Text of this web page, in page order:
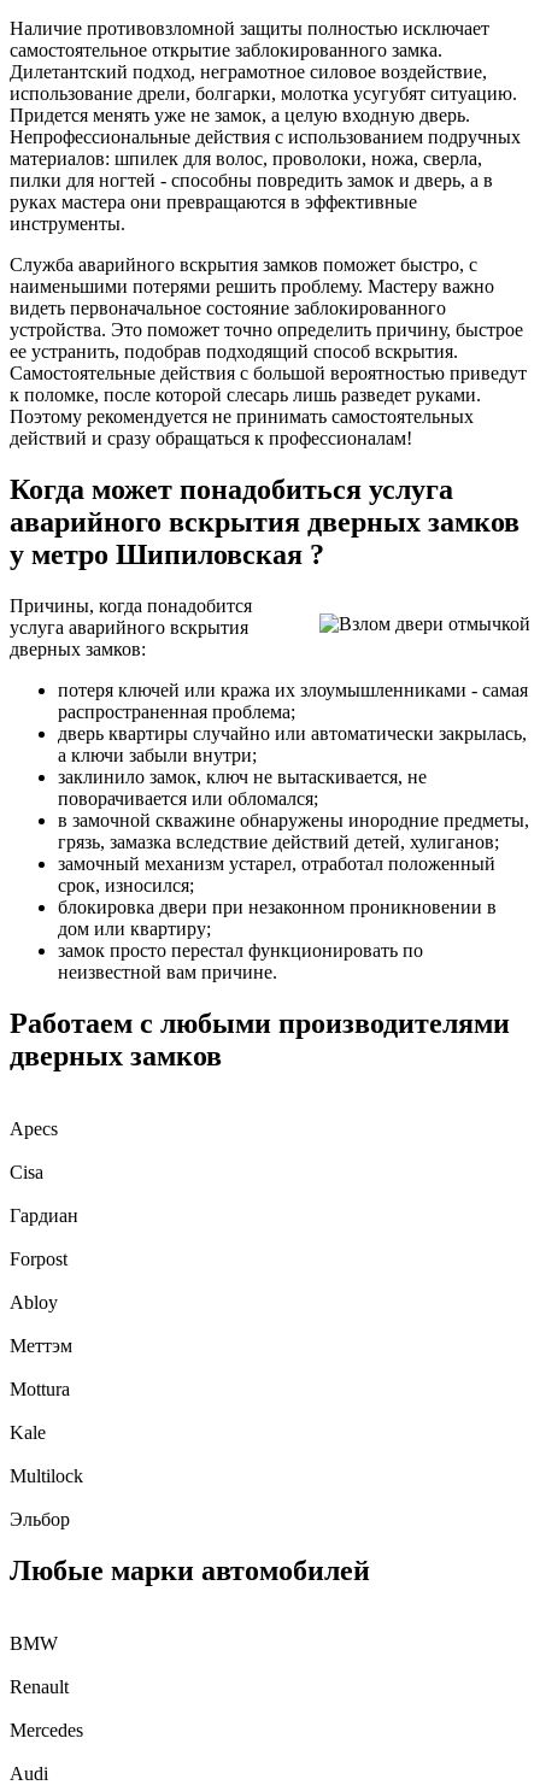
Наличие противовзломной защиты полностью исключает
самостоятельное открытие заблокированного замка.
Дилетантский подход, неграмотное силовое воздействие,
использование дрели, болгарки, молотка усугубят ситуацию.
Придется менять уже не замок, а целую входную дверь.
Непрофессиональные действия с использованием подручных
материалов: шпилек для волос, проволоки, ножа, сверла,
пилки для ногтей - способны повредить замок и дверь, а в
руках мастера они превращаются в эффективные
инструменты.
Служба аварийного вскрытия замков поможет быстро, с
наименьшими потерями решить проблему. Мастеру важно
видеть первоначальное состояние заблокированного
устройства. Это поможет точно определить причину, быстрое
ее устранить, подобрав подходящий способ вскрытия.
Самостоятельные действия с большой вероятностью приведут
к поломке, после которой слесарь лишь разведет руками.
Поэтому рекомендуется не принимать самостоятельных
действий и сразу обращаться к профессионалам!
Когда может понадобиться услуга
аварийного вскрытия дверных замков
у метро Шипиловская ?
Причины, когда понадобится
услуга аварийного вскрытия
дверных замков:
потеря ключей или кража их злоумышленниками - самая
распространенная проблема;
дверь квартиры случайно или автоматически закрылась,
а ключи забыли внутри;
заклинило замок, ключ не вытаскивается, не
поворачивается или обломался;
в замочной скважине обнаружены инородние предметы,
грязь, замазка вследствие действий детей, хулиганов;
замочный механизм устарел, отработал положенный
срок, износился;
блокировка двери при незаконном проникновении в
дом или квартиру;
замок просто перестал функционировать по
неизвестной вам причине.
Работаем с любыми производителями
дверных замков
Apecs
Cisa
Гардиан
Forpost
Abloy
Меттэм
Mottura
Kale
Multilock
Эльбор
Любые марки автомобилей
BMW
Renault
Mercedes
Audi